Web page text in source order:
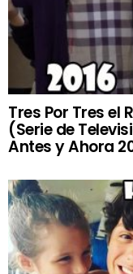
Tres Por Tres el
(Serie de
Antes y Ahora